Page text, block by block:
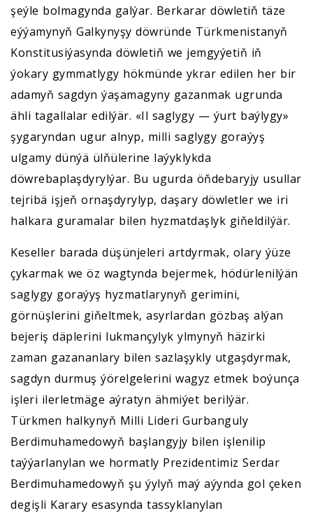
şeýle bolmagynda galýar. Berkarar döwletiň täze
eýýamynyň Galkynyşy döwründe Türkmenistanyň
Konstitusiýasynda döwletiň we jemgyýetiň iň
ýokary gymmatlygy hökmünde ykrar edilen her bir
adamyň sagdyn ýaşamagyny gazanmak ugrunda
ähli tagallalar edilýär. «Il saglygy — ýurt baýlygy»
şygaryndan ugur alnyp, milli saglygy goraýyş
ulgamy dünýä ülňülerine laýyklykda
döwrebaplaşdyrylýar. Bu ugurda öňdebaryjy usullar
tejribä işjeň ornaşdyrylyp, daşary döwletler we iri
halkara guramalar bilen hyzmatdaşlyk giňeldilýär.
Keseller barada düşünjeleri artdyrmak, olary ýüze
çykarmak we öz wagtynda bejermek, hödürlenilýän
saglygy goraýyş hyzmatlarynyň gerimini,
görnüşlerini giňeltmek, asyrlardan gözbaş alýan
bejeriş däplerini lukmançylyk ylmynyň häzirki
zaman gazananlary bilen sazlaşykly utgaşdyrmak,
sagdyn durmuş ýörelgelerini wagyz etmek boýunça
işleri ilerletmäge aýratyn ähmiýet berilýär.
Türkmen halkynyň Milli Lideri Gurbanguly
Berdimuhamedowyň başlangyjy bilen işlenilip
taýýarlanylan we hormatly Prezidentimiz Serdar
Berdimuhamedowyň şu ýylyň maý aýynda gol çeken
degişli Karary esasynda tassyklanylan